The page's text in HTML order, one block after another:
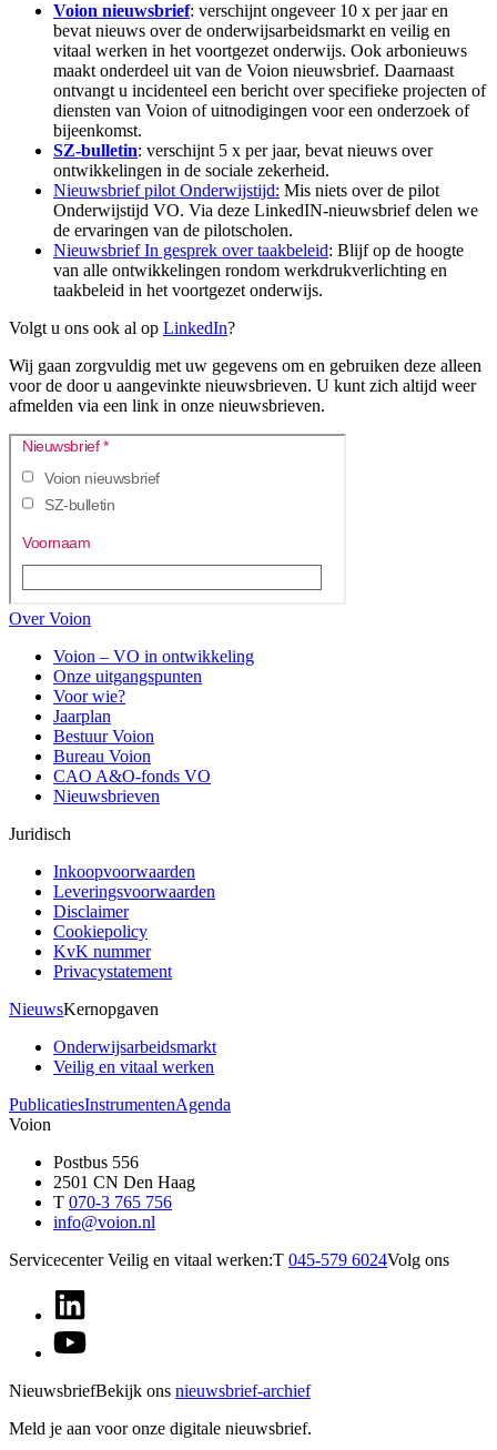
Voion nieuwsbrief: verschijnt ongeveer 10 x per jaar en
bevat nieuws over de onderwijsarbeidsmarkt en veilig en
vitaal werken in het voortgezet onderwijs. Ook arbonieuws
maakt onderdeel uit van de Voion nieuwsbrief. Daarnaast
ontvangt u incidenteel een bericht over specifieke projecten of
diensten van Voion of uitnodigingen voor een onderzoek of
bijeenkomst.
SZ-bulletin: verschijnt 5 x per jaar, bevat nieuws over
ontwikkelingen in de sociale zekerheid.
Nieuwsbrief pilot Onderwijstijd: Mis niets over de pilot
Onderwijstijd VO. Via deze LinkedIN-nieuwsbrief delen we
de ervaringen van de pilotscholen.
Nieuwsbrief In gesprek over taakbeleid: Blijf op de hoogte
van alle ontwikkelingen rondom werkdrukverlichting en
taakbeleid in het voortgezet onderwijs.
Volgt u ons ook al op LinkedIn?
Wij gaan zorgvuldig met uw gegevens om en gebruiken deze alleen
voor de door u aangevinkte nieuwsbrieven. U kunt zich altijd weer
afmelden via een link in onze nieuwsbrieven.
Over Voion
Voion – VO in ontwikkeling
Onze uitgangspunten
Voor wie?
Jaarplan
Bestuur Voion
Bureau Voion
CAO A&O-fonds VO
Nieuwsbrieven
Juridisch
Inkoopvoorwaarden
Leveringsvoorwaarden
Disclaimer
Cookiepolicy
KvK nummer
Privacystatement
NieuwsKernopgaven
Onderwijsarbeidsmarkt
Veilig en vitaal werken
PublicatiesInstrumentenAgenda
Voion
Postbus 556
2501 CN Den Haag
T 070-3 765 756
info@voion.nl
Servicecenter Veilig en vitaal werken:T 045-579 6024Volg ons
NieuwsbriefBekijk ons nieuwsbrief-archief
Meld je aan voor onze digitale nieuwsbrief.